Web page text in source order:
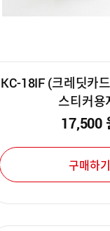
KC-18IF (크레딧카
스티커용
17,500
구매하기